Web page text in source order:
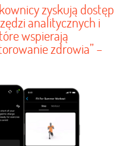
zyskują dostęp
analitycznych i
wspierają
zdrowia” –